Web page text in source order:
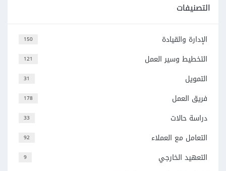
التصنيفات
150 الإدارة والقيادة
121 التخطيط وسير العمل
31 التمويل
178 فريق العمل
33 دراسة حالات
92 التعامل مع العملاء
9 التعهيد الخارجي